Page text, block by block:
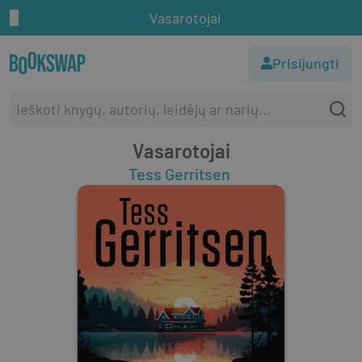
Vasarotojai
Prisijungti
Vasarotojai
Tess Gerritsen